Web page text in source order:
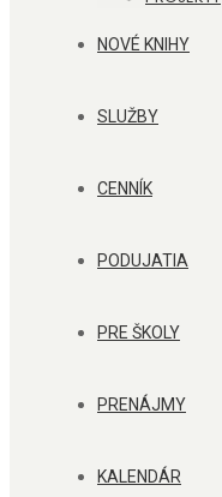
NOVÉ KNIHY
SLUŽBY
CENNÍK
PODUJATIA
PRE ŠKOLY
PRENÁJMY
KALENDÁR